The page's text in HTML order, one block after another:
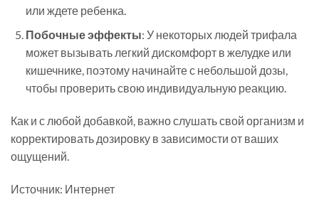
или ждете ребенка.
Побочные эффекты: У некоторых людей трифала
может вызывать легкий дискомфорт в желудке или
кишечнике, поэтому начинайте с небольшой дозы,
чтобы проверить свою индивидуальную реакцию.
Как и с любой добавкой, важно слушать свой организм и
корректировать дозировку в зависимости от ваших
ощущений.
Источник: Интернет